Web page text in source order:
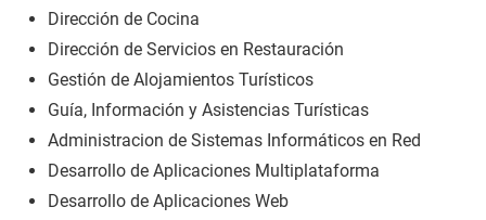
Dirección de Cocina
Dirección de Servicios en Restauración
Gestión de Alojamientos Turísticos
Guía, Información y Asistencias Turísticas
Administracion de Sistemas Informáticos en Red
Desarrollo de Aplicaciones Multiplataforma
Desarrollo de Aplicaciones Web